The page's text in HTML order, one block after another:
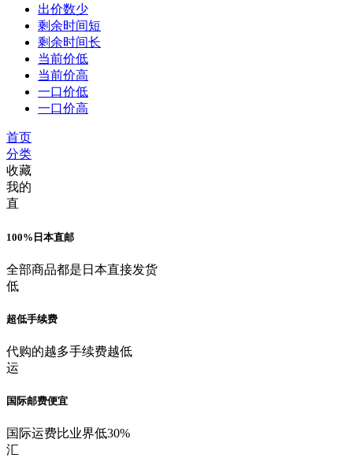
出价数少
剩余时间短
剩余时间长
当前价低
当前价高
一口价低
一口价高
首页
分类
收藏
我的
直
100%日本直邮
全部商品都是日本直接发货
低
超低手续费
代购的越多手续费越低
运
国际邮费便宜
国际运费比业界低30%
汇